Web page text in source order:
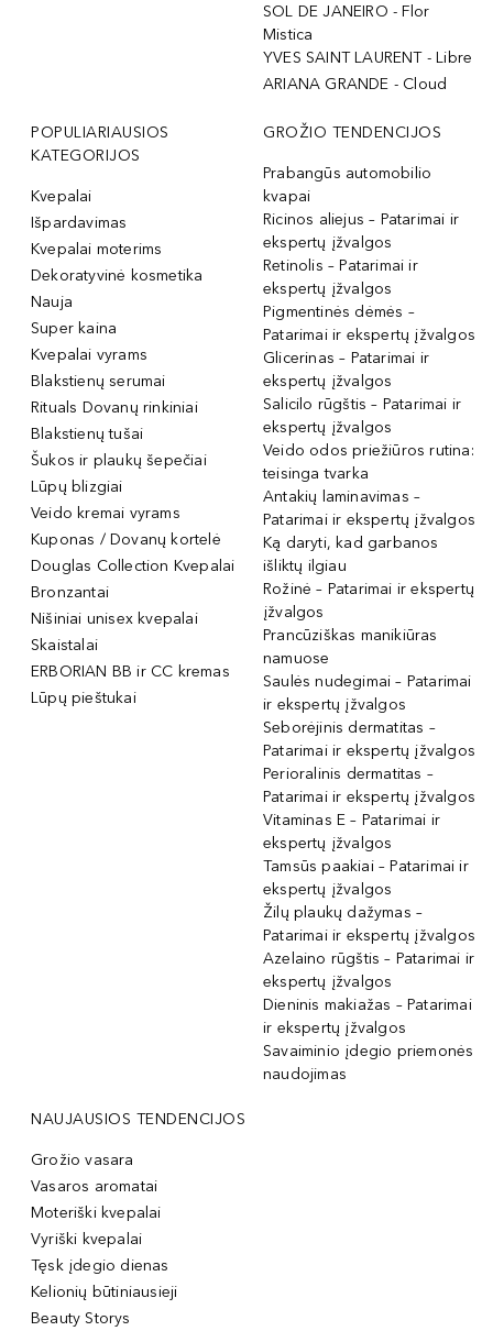
SOL DE JANEIRO - Flor
Mistica
YVES SAINT LAURENT - Libre
ARIANA GRANDE - Cloud
POPULIARIAUSIOS
KATEGORIJOS
Kvepalai
Išpardavimas
Kvepalai moterims
Dekoratyvinė kosmetika
Nauja
Super kaina
Kvepalai vyrams
Blakstienų serumai
Rituals Dovanų rinkiniai
Blakstienų tušai
Šukos ir plaukų šepečiai
Lūpų blizgiai
Veido kremai vyrams
Kuponas / Dovanų kortelė
Douglas Collection Kvepalai
Bronzantai
Nišiniai unisex kvepalai
Skaistalai
ERBORIAN BB ir CC kremas
Lūpų pieštukai
GROŽIO TENDENCIJOS
Prabangūs automobilio
kvapai
Ricinos aliejus – Patarimai ir
ekspertų įžvalgos
Retinolis – Patarimai ir
ekspertų įžvalgos
Pigmentinės dėmės –
Patarimai ir ekspertų įžvalgos
Glicerinas – Patarimai ir
ekspertų įžvalgos
Salicilo rūgštis – Patarimai ir
ekspertų įžvalgos
Veido odos priežiūros rutina:
teisinga tvarka
Antakių laminavimas –
Patarimai ir ekspertų įžvalgos
Ką daryti, kad garbanos
išliktų ilgiau
Rožinė – Patarimai ir ekspertų
įžvalgos
Prancūziškas manikiūras
namuose
Saulės nudegimai – Patarimai
ir ekspertų įžvalgos
Seborėjinis dermatitas –
Patarimai ir ekspertų įžvalgos
Perioralinis dermatitas –
Patarimai ir ekspertų įžvalgos
Vitaminas E – Patarimai ir
ekspertų įžvalgos
Tamsūs paakiai – Patarimai ir
ekspertų įžvalgos
Žilų plaukų dažymas –
Patarimai ir ekspertų įžvalgos
Azelaino rūgštis – Patarimai ir
ekspertų įžvalgos
Dieninis makiažas – Patarimai
ir ekspertų įžvalgos
Savaiminio įdegio priemonės
naudojimas
NAUJAUSIOS TENDENCIJOS
Grožio vasara
Vasaros aromatai
Moteriški kvepalai
Vyriški kvepalai
Tęsk įdegio dienas
Kelionių būtiniausieji
Beauty Storys